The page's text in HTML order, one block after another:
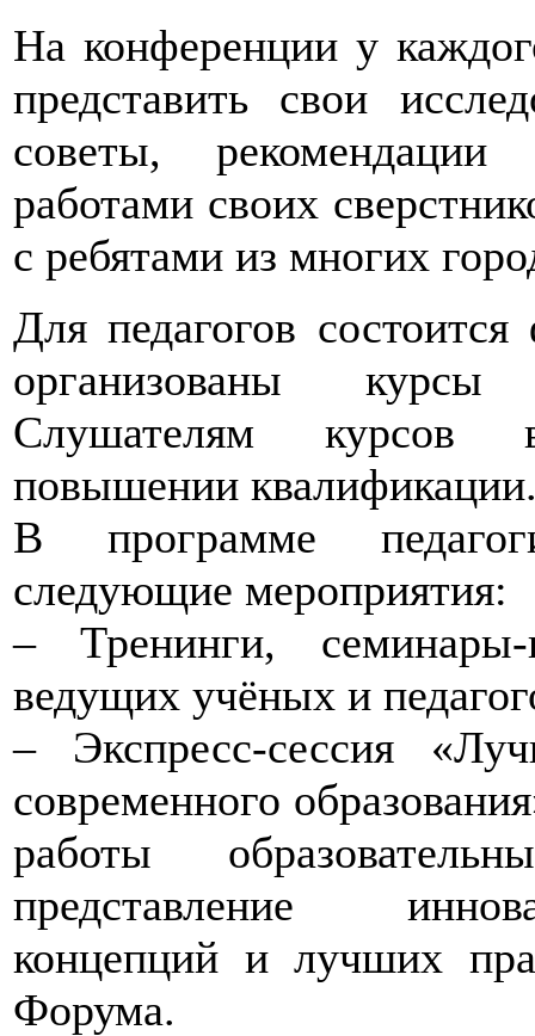
На конференции у
представить свои
советы, рекомендации
работами своих
с ребятами из многих
Для педагогов
организованы
Слушателям курсов
повышении
В программе
следующие мероприятия:
– Тренинги, семинары-
ведущих учёных и
– Экспресс-сессия
современного
работы
представление
концепций и лучших
Форума.